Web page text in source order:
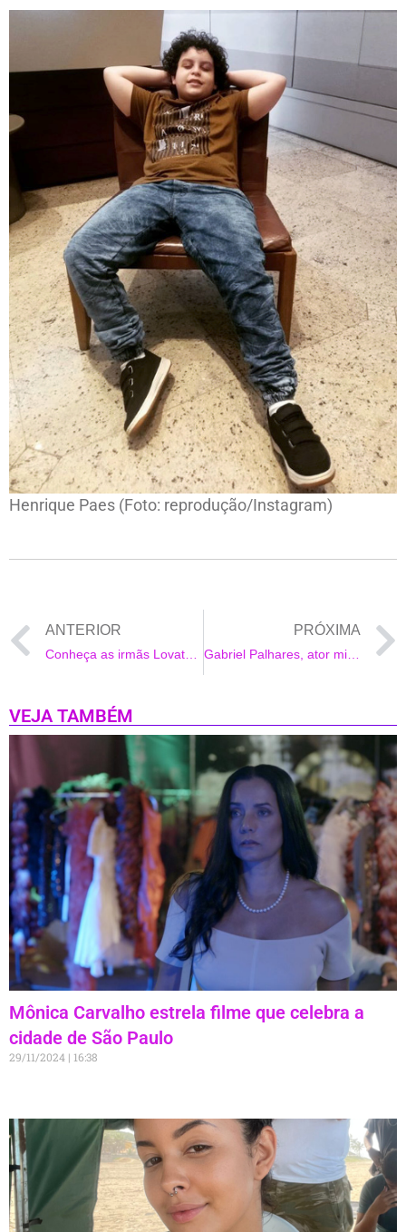
Henrique Paes (Foto: reprodução/Instagram)
ANTERIOR
Conheça as irmãs Lovatel, Serena e Vitória que viveram a Laurinha, filha de Grazi em Flor do Caribe.
PRÓXIMA
Gabriel Palhares, ator mirim de ‘Amor de Mãe’ da Rede Globo, fotografa para a marca Rezzato
VEJA TAMBÉM
Mônica Carvalho estrela filme que celebra a
cidade de São Paulo
29/11/2024 16:38